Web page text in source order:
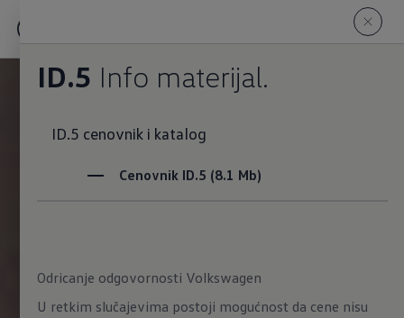
ID.5 Info materijal.
Cenovnik ID.5 (8.1 Mb)
Odricanje odgovornosti Volkswagen
U retkim slučajevima postoji mogućnost da cene nisu